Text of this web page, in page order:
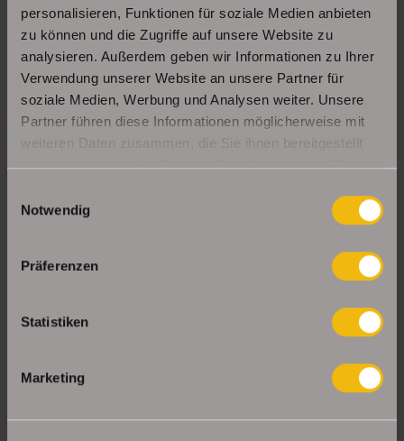
personalisieren, Funktionen für soziale Medien anbieten
zu können und die Zugriffe auf unsere Website zu
analysieren. Außerdem geben wir Informationen zu Ihrer
Verwendung unserer Website an unsere Partner für
soziale Medien, Werbung und Analysen weiter. Unsere
Partner führen diese Informationen möglicherweise mit
weiteren Daten zusammen, die Sie ihnen bereitgestellt
haben oder die sie im Rahmen Ihrer Nutzung der Dienste
Notwendig
Präferenzen
Statistiken
Marketing
Moderne, bezugsbereite 1Raumwohnung mit
Einbauküche & Stellplatz
UNSERE PARTNER & AUSZEICHNUNGEN